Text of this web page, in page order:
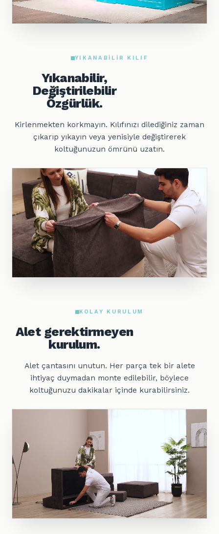
YIKANABILIR KILIF
Yıkanabilir,
Değiştirilebilir
Özgürlük.
Kirlenmekten korkmayın. Kılıfınızı dilediğiniz zaman
çıkarıp yıkayın veya yenisiyle değiştirerek
koltuğunuzun ömrünü uzatın.
KOLAY KURULUM
Alet gerektirmeyen
kurulum.
Alet çantasını unutun. Her parça tek bir alete
ihtiyaç duymadan monte edilebilir, böylece
koltuğunuzu dakikalar içinde kurabilirsiniz.